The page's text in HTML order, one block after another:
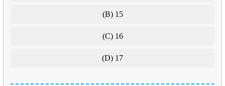
(B) 15
(C) 16
(D) 17